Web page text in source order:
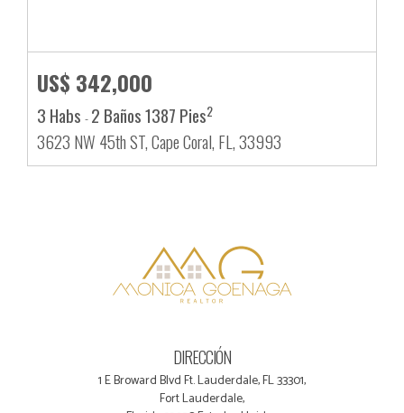
US$ 342,000
3 Habs -2 Baños1387 Pies2
3623 NW 45th ST, Cape Coral, FL, 33993
DIRECCIÓN
1 E Broward Blvd Ft. Lauderdale, FL 33301,
Fort Lauderdale,